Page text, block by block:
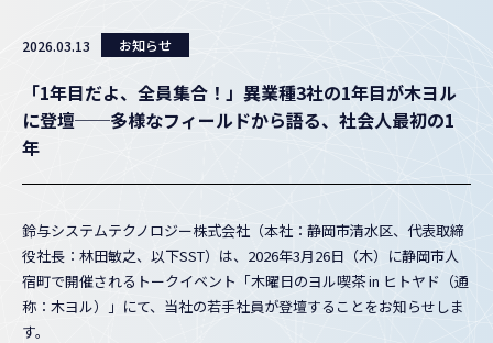
2026.03.13 お知らせ
「1年目だよ、全員集合！」異業種3社の1年目が木ヨル
に登壇──多様なフィールドから語る、社会人最初の1
年
鈴与システムテクノロジー株式会社（本社：静岡市清水区、代表取締
役社長：林田敏之、以下SST）は、2026年3月26日（木）に静岡市人
宿町で開催されるトークイベント「木曜日のヨル喫茶 in ヒトヤド（通
称：木ヨル）」にて、当社の若手社員が登壇することをお知らせしま
す。